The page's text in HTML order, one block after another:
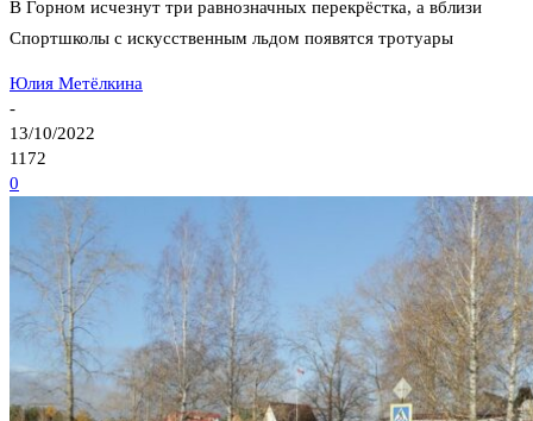
В Горном исчезнут три равнозначных перекрёстка, а вблизи
Спортшколы с искусственным льдом появятся тротуары
Юлия Метёлкина
-
13/10/2022
1172
0